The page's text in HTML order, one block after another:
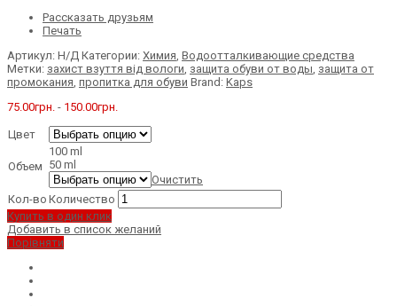
Рассказать друзьям
Печать
Артикул: Н/Д Категории: Химия Водоотталкивающие средства
Метки: захист взуття від вологи защита обуви от воды защита от
промокания пропитка для обуви Brand: Kaps
75.00грн. - 150.00грн.
Цвет
Объем
100 ml
50 ml
Очистить
Кол-во Количество
Купить в один клик
Добавить в список желаний
Порівняти